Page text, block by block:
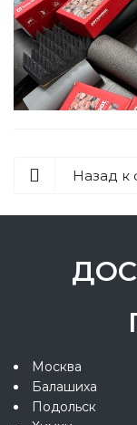
Назад к
Москва
Балашиха
Подольск